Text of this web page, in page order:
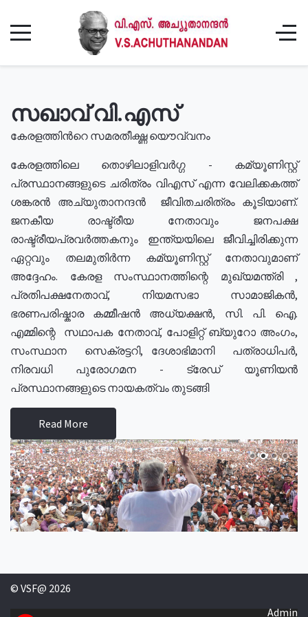
സഖാവ് വി.എസ്
കേരളത്തിൻറെ സമരതീക്ഷ്ണ യൌവ്വനം
കേരളത്തിലെ തൊഴിലാളിവർഗ്ഗ - കമ്യൂണിസ്റ്റ്
പ്രസ്ഥാനങ്ങളുടെ ചരിത്രം വിഎസ് എന്ന വേലിക്കകത്ത്
ശങ്കരൻ അച്യുതാനന്ദൻ ജീവിതചരിത്രം കൂടിയാണ്.
ജനകീയ രാഷ്ട്രീയ നേതാവും ജനപക്ഷ
രാഷ്ട്രീയപ്രവർത്തകനും ഇന്ത്യയിലെ ജീവിച്ചിരിക്കുന്ന
ഏറ്റവും തലമുതിർന്ന കമ്യൂണിസ്റ്റ് നേതാവുമാണ്
അദ്ദേഹം. കേരള സംസ്ഥാനത്തിന്റെ മുഖ്യമന്ത്രി ,
പ്രതിപക്ഷനേതാവ്, നിയമസഭാ സാമാജികൻ,
ഭരണപരിഷ്കാര കമ്മീഷൻ അധ്യക്ഷൻ, സി. പി. ഐ.
എമ്മിന്റെ സഥാപക നേതാവ്, പോളിറ്റ് ബ്യുറോ അംഗം,
സംസ്ഥാന സെക്രട്ടറി, ദേശാഭിമാനി പത്രാധിപർ,
നിരവധി പുരോഗമന - ട്രേഡ് യൂണിയൻ
പ്രസ്ഥാനങ്ങളുടെ നായകത്വം തുടങ്ങി
Read More
© VSF@ 2026
Admin